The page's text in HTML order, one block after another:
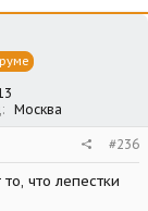
Москва
#236
что лепестки